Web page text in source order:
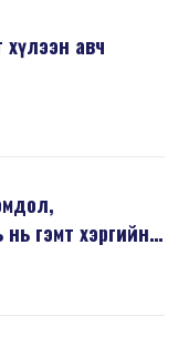
хүлээн авч
гэмт хэргийн